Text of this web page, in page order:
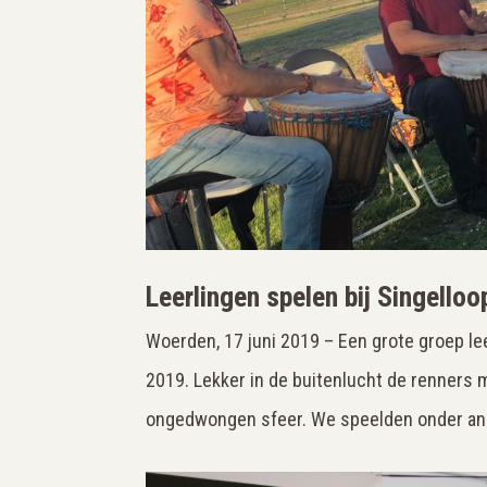
Leerlingen spelen bij
Woerden, 17 juni 2019 – Een grote groep
2019. Lekker in de buitenlucht de renners
ongedwongen sfeer. We speelden onder